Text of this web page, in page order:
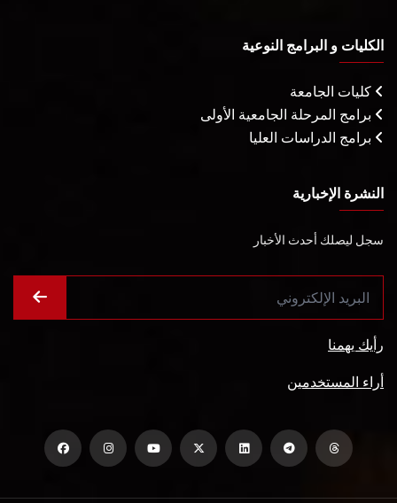
الكليات و البرامج النوعية
كليات الجامعة
برامج المرحلة الجامعية الأولى
برامج الدراسات العليا
النشرة الإخبارية
سجل ليصلك أحدث الأخبار
رأيك يهمنا
أراء المستخدمين